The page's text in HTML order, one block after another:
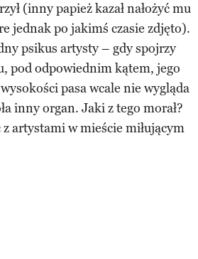
(inny papież kazał nałożyć mu
jednak po jakimś czasie zdjęto).
psikus artysty – gdy spojrzy
pod odpowiednim kątem, jego
pasa wcale nie wygląda
inny organ. Jaki z tego morał?
artystami w mieście miłującym